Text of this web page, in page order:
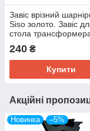
Завіс врізний
Siso золото. Завіс
стола
240 ₴
Купити
Акційні
Новинка –5%